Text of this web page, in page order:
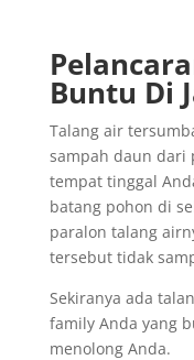
Buntu Di
Talang air
sampah daun dari
tempat tinggal
batang pohon di
paralon talang
tersebut tidak
Sekiranya ada
family Anda yang
menolong Anda.